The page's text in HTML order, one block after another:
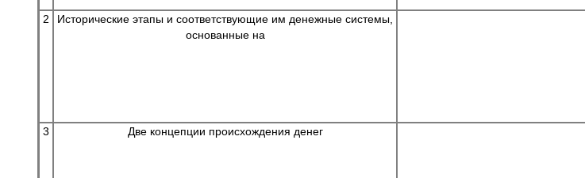
2
Исторические этапы и соответствующие им денежные системы,
основанные на
3 Две концепции происхождения денег